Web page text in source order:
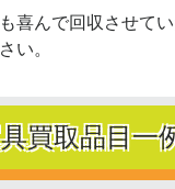
喜んで回収させて
い。
買取品目一